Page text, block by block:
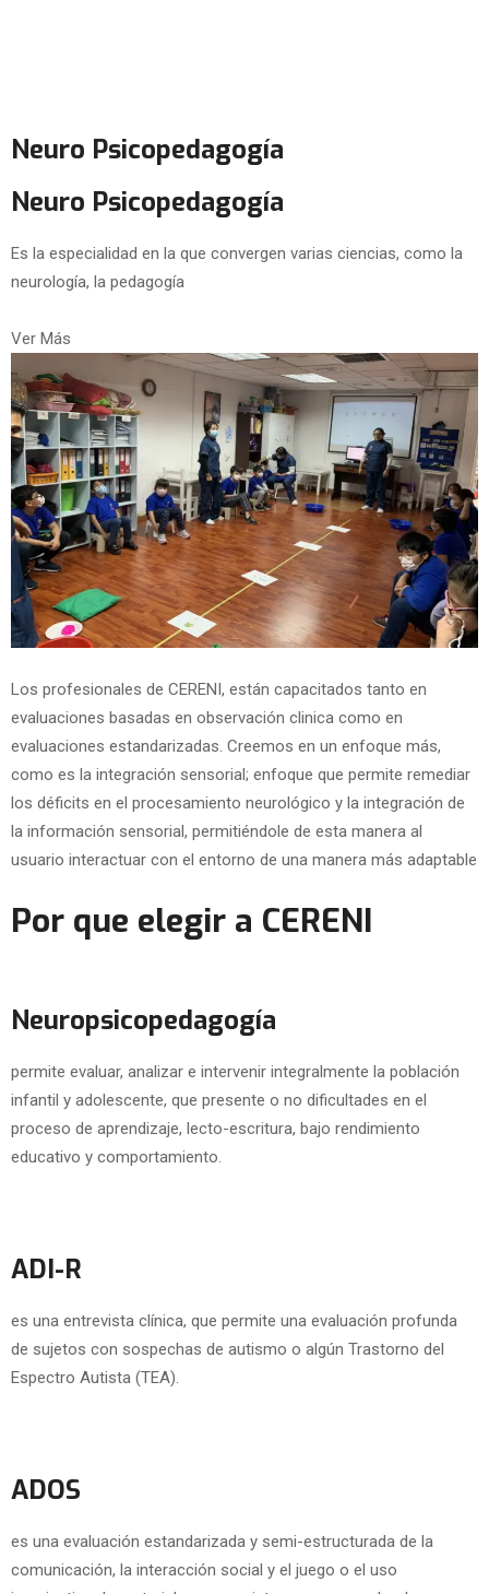
Neuro Psicopedagogía
Neuro Psicopedagogía
Es la especialidad en la que convergen varias ciencias, como la
neurología, la pedagogía
Ver Más
Los profesionales de CERENI, están capacitados tanto en
evaluaciones basadas en observación clinica como en
evaluaciones estandarizadas. Creemos en un enfoque más,
como es la integración sensorial; enfoque que permite remediar
los déficits en el procesamiento neurológico y la integración de
la información sensorial, permitiéndole de esta manera al
usuario interactuar con el entorno de una manera más adaptable
Por que elegir a CERENI
Neuropsicopedagogía
permite evaluar, analizar e intervenir integralmente la población
infantil y adolescente, que presente o no dificultades en el
proceso de aprendizaje, lecto-escritura, bajo rendimiento
educativo y comportamiento.
ADI-R
es una entrevista clínica, que permite una evaluación profunda
de sujetos con sospechas de autismo o algún Trastorno del
Espectro Autista (TEA).
ADOS
es una evaluación estandarizada y semi-estructurada de la
comunicación, la interacción social y el juego o el uso